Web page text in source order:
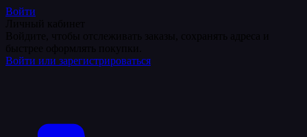
Войти
Войти или зарегистрироваться